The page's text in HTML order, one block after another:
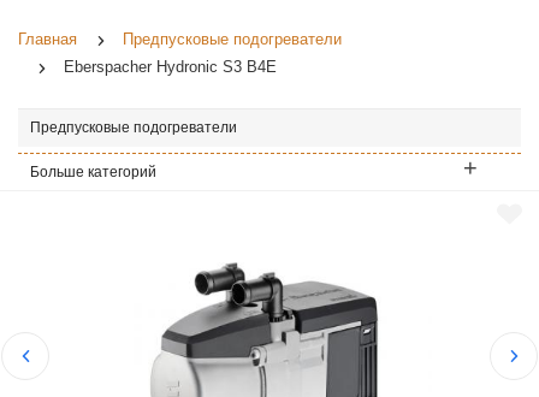
Главная
Предпусковые подогреватели
Eberspacher Hydronic S3 B4E
Предпусковые подогреватели
Больше категорий